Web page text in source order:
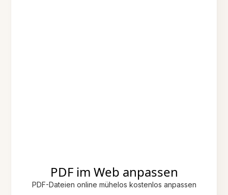
PDF im Web anpassen
PDF-Dateien online mühelos kostenlos anpassen